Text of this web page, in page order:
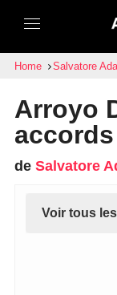
Home Salvatore
Arroyo
accords
de Salvatore
Voir tous